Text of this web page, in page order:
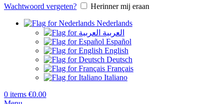
Wachtwoord vergeten?
Herinner mij eraan
Nederlands
العربية
Español
English
Deutsch
Français
Italiano
0 items €0.00